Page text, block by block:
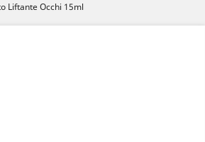
Liftante Occhi 15ml